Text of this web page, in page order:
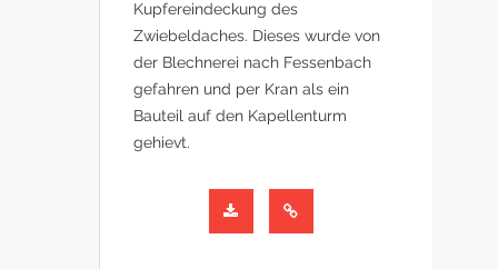
Kupfereindeckung des
Zwiebeldaches. Dieses wurde von
der Blechnerei nach Fessenbach
gefahren und per Kran als ein
Bauteil auf den Kapellenturm
gehievt.